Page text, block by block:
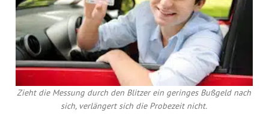
Zieht die Messung durch den Blitzer ein geringes Bußgeld nach
sich, verlängert sich die Probezeit nicht.